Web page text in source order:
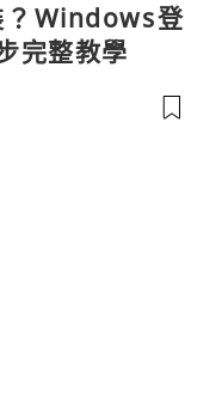
Windows登
完整教學